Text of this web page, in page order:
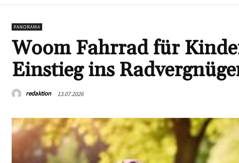
PANORAMA
Woom Fahrrad für
Einstieg ins
redaktion 13.07.2026